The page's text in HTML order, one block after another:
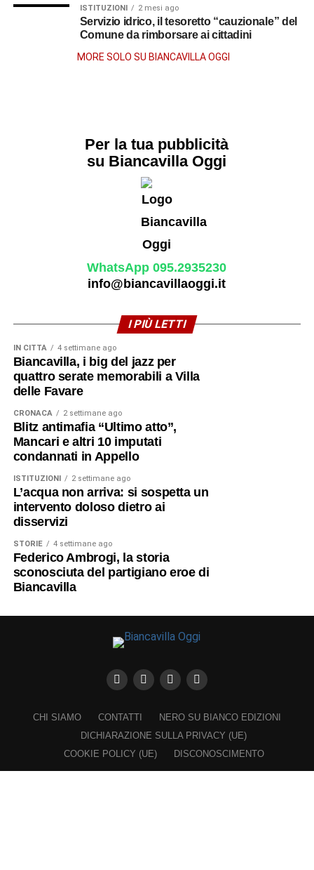
ISTITUZIONI 2 mesi ago
Servizio idrico, il tesoretto “cauzionale” del
Comune da rimborsare ai cittadini
MORE SOLO SU BIANCAVILLA OGGI
Per la tua pubblicità
su Biancavilla Oggi
WhatsApp 095.2935230
info@biancavillaoggi.it
I PIÙ LETTI
IN CITTÀ 4 settimane ago
Biancavilla, i big del jazz per
quattro serate memorabili a Villa
delle Favare
CRONACA 2 settimane ago
Blitz antimafia “Ultimo atto”,
Mancari e altri 10 imputati
condannati in Appello
ISTITUZIONI 2 settimane ago
L’acqua non arriva: si sospetta un
intervento doloso dietro ai
disservizi
STORIE 4 settimane ago
Federico Ambrogi, la storia
sconosciuta del partigiano eroe di
Biancavilla
CHI SIAMO CONTATTI
NERO SU BIANCO EDIZIONI
DICHIARAZIONE SULLA PRIVACY (UE)
COOKIE POLICY (UE)
DISCONOSCIMENTO